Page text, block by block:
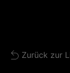
Back to list
Zurück zur